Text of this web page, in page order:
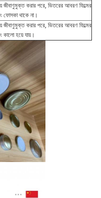
করার পরে, ভিতরের আবরণ ফিল্মের
ফোসকা থাকে না।
করার পরে, ভিতরের আবরণ ফিল্মের
কালো হয়ে যায়।